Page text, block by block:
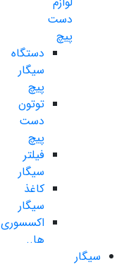
دست
پیچ
دستگاه
سیگار
پیچ
توتون
دست
پیچ
فیلتر
سیگار
کاغذ
سیگار
اکسسوری
ها..
سیگار